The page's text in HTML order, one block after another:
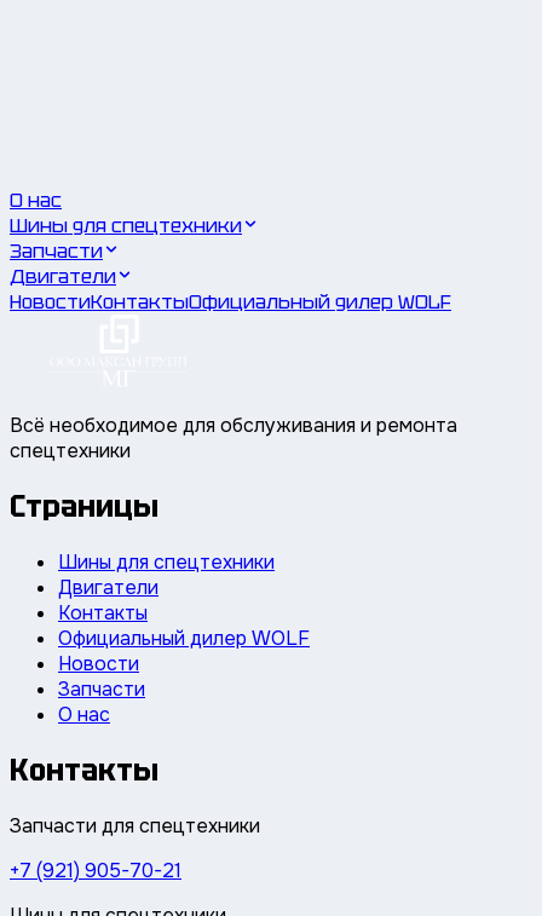
О нас
Шины для спецтехники
Запчасти
Двигатели
НовостиКонтактыОфициальный дилер WOLF
Всё необходимое для обслуживания и ремонта
спецтехники
Страницы
Шины для спецтехники
Двигатели
Контакты
Официальный дилер WOLF
Новости
Запчасти
О нас
Контакты
Запчасти для спецтехники
+7 (921) 905-70-21